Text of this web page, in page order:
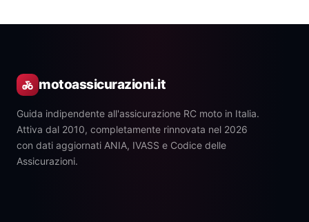
motoassicurazioni.it
Guida indipendente all'assicurazione RC moto in Italia.
Attiva dal 2010, completamente rinnovata nel 2026
con dati aggiornati ANIA, IVASS e Codice delle
Assicurazioni.